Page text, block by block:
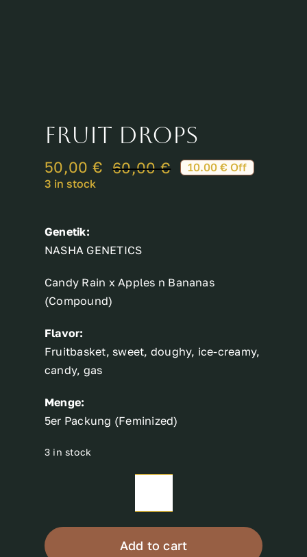
FRUIT DROPS
60,00€
Original
50,00 €
Current
10.00 € Off
3 in stock
Genetik:
NASHA GENETICS
Candy Rain x Apples n Bananas
(Compound)
Flavor:
Fruitbasket, sweet, doughy, ice-creamy,
candy, gas
Menge:
5er Packung (Feminized)
3 in stock
quantity
Add to cart